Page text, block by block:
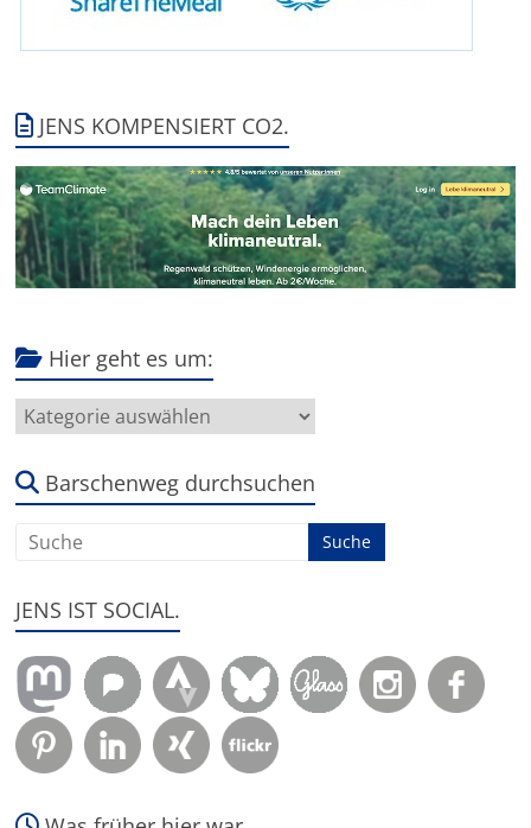
JENS KOMPENSIERT CO2.
Hier geht es um:
Hier
geht
um:Barschenweg durchsuchen
JENS IST SOCIAL.